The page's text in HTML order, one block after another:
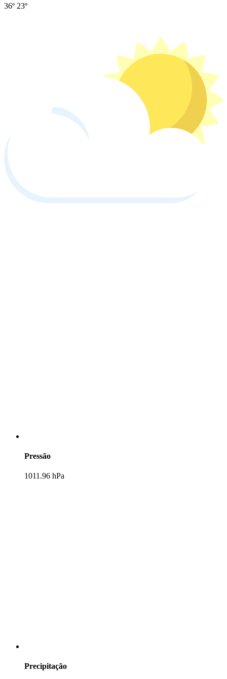
36º 23º
Pressão
1011.96 hPa
Precipitação